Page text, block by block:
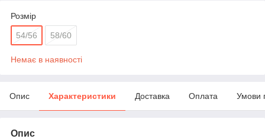
Розмір
54/56 58/60
Немає в наявності
Опис Характеристики Доставка Оплата Умови
Опис